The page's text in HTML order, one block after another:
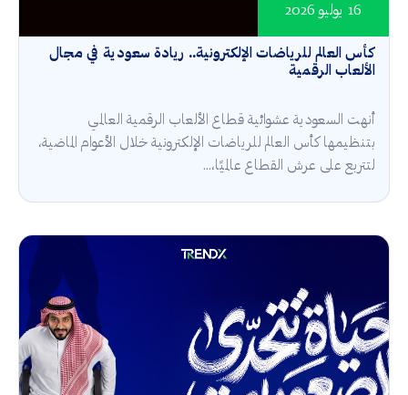
كأس العالم للرياضات الإلكترونية.. ريادة سعودية في مجال
الألعاب الرقمية
16 يوليو 2026
أنهت السعودية عشوائية قطاع الألعاب الرقمية العالمي
بتنظيمها كأس العالم للرياضات الإلكترونية خلال الأعوام الماضية،
لتتربع على عرش القطاع عالميًا،...